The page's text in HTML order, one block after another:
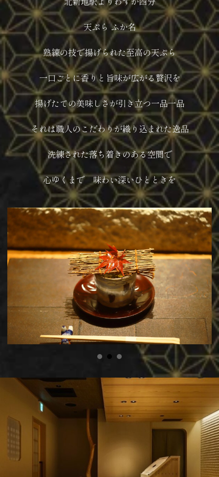
天ぷら ふか名
熟練の技で揚げられた至高の天ぷら
一口ごとに香りと旨味が広がる贅沢を
揚げたての美味しさが引き立つ一品一品
それは職人のこだわりが織り込まれた逸品
洗練された落ち着きのある空間で
心ゆくまで 味わい深いひとときを